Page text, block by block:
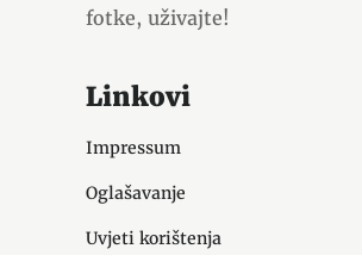
fotke, uživajte!
Linkovi
Impressum
Oglašavanje
Uvjeti korištenja